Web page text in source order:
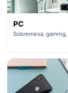
PC
Sobremesa,